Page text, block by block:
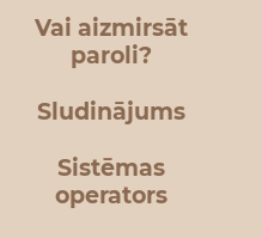
Vai aizmirsāt
paroli?
Sludinājums
Sistēmas
operators